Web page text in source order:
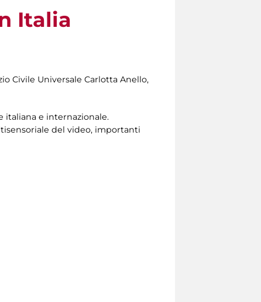
Italia
Civile Universale Carlotta Anello,
italiana e internazionale.
del video, importanti